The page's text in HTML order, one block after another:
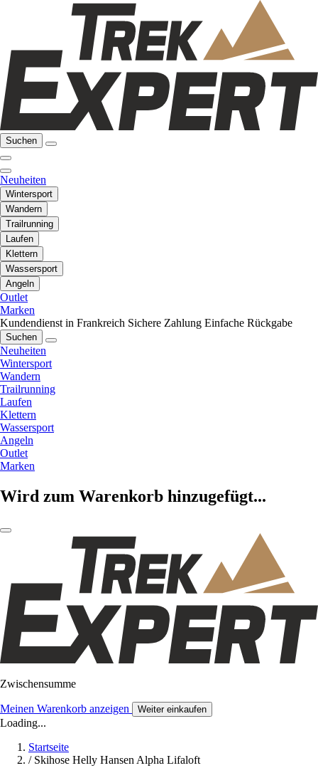
Suchen
Neuheiten
Wintersport
Wandern
Trailrunning
Laufen
Klettern
Wassersport
Angeln
Outlet
Marken
Kundendienst in Frankreich Sichere Zahlung Einfache Rückgabe
Suchen
Neuheiten
Wintersport
Wandern
Trailrunning
Laufen
Klettern
Wassersport
Angeln
Outlet
Marken
Wird zum Warenkorb hinzugefügt...
Zwischensumme
Meinen Warenkorb anzeigen Weiter einkaufen
Loading...
Startseite
/ Skihose Helly Hansen Alpha Lifaloft